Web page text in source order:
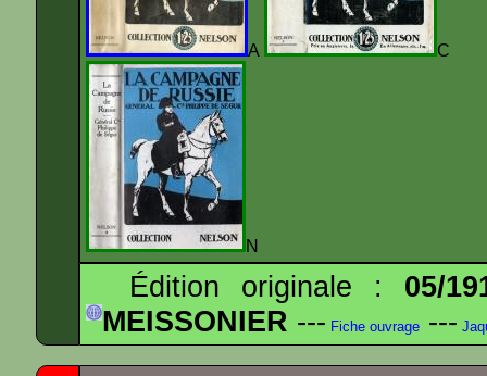
A
N
Édition originale : 05/
MEISSONIER --- Fiche ouvrage ---